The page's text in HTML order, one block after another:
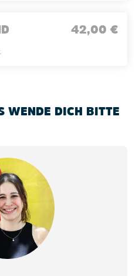
WENDE DICH BITTE
42,00 €